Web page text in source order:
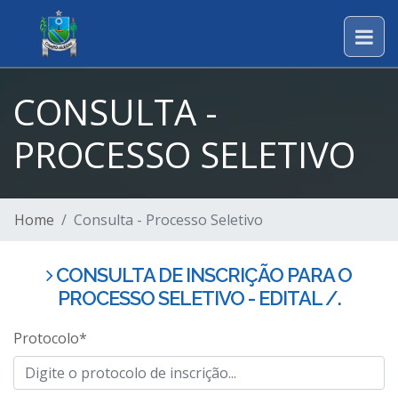
CONSULTA -
PROCESSO SELETIVO
Home Consulta - Processo Seletivo
CONSULTA DE INSCRIÇÃO PARA O
PROCESSO SELETIVO - EDITAL /.
Protocolo*